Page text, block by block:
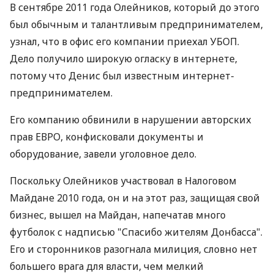
В сентябре 2011 года Олейников, который до этого
был обычным и талантливым предпринимателем,
узнал, что в офис его компании приехал УБОП.
Дело получило широкую огласку в интернете,
потому что Денис был известным интернет-
предпринимателем.
Его компанию обвинили в нарушении авторских
прав ЕВРО, конфисковали документы и
оборудование, завели уголовное дело.
Поскольку Олейников участвовал в Налоговом
Майдане 2010 года, он и на этот раз, защищая свой
бизнес, вышел на Майдан, напечатав много
футболок с надписью "Спасибо жителям Донбасса".
Его и сторонников разогнала милиция, словно нет
большего врага для власти, чем мелкий